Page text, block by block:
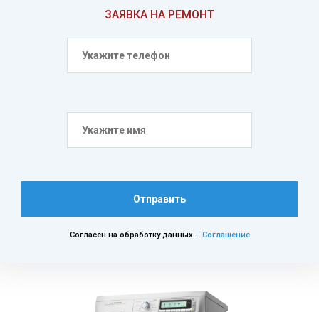
ЗАЯВКА НА РЕМОНТ
Отправить
Согласен на обработку данных. Соглашение